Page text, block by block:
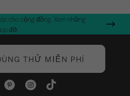
cho cộng đồng. Xem những
đỡ.
THỬ MIỄN PHÍ